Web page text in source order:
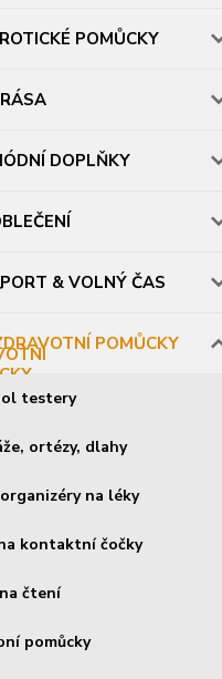
POMŮCKY
DOPLŇKY
& VOLNÝ ČAS
POMŮCKY
testery
ortézy, dlahy
na léky
kontaktní čočky
čtení
pomůcky